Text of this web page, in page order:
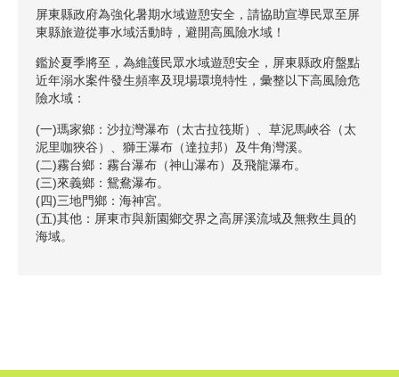
屏東縣政府為強化暑期水域遊憩安全，請協助宣導民眾至屏
東縣旅遊從事水域活動時，避開高風險水域！
鑑於夏季將至，為維護民眾水域遊憩安全，屏東縣政府盤點
近年溺水案件發生頻率及現場環境特性，彙整以下高風險危
險水域：
(一)瑪家鄉：沙拉灣瀑布（太古拉筏斯）、草泥馬峽谷（太
泥里咖狹谷）、獅王瀑布（達拉邦）及牛角灣溪。
(二)霧台鄉：霧台瀑布（神山瀑布）及飛龍瀑布。
(三)來義鄉：鴛鴦瀑布。
(四)三地門鄉：海神宮。
(五)其他：屏東市與新園鄉交界之高屏溪流域及無救生員的
海域。